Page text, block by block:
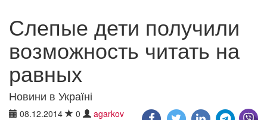
Слепые дети получили
возможность читать на
равных
Новини в Україні
08.12.2014 0 agarkov